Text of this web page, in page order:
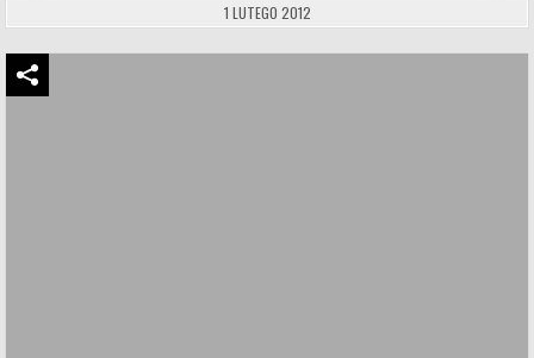
1 LUTEGO 2012